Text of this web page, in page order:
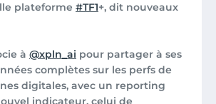
plateforme #TF1+, dit nouveaux
à @xpln_ai pour partager à ses
complètes sur les perfs de
digitales, avec un reporting
indicateur, celui de